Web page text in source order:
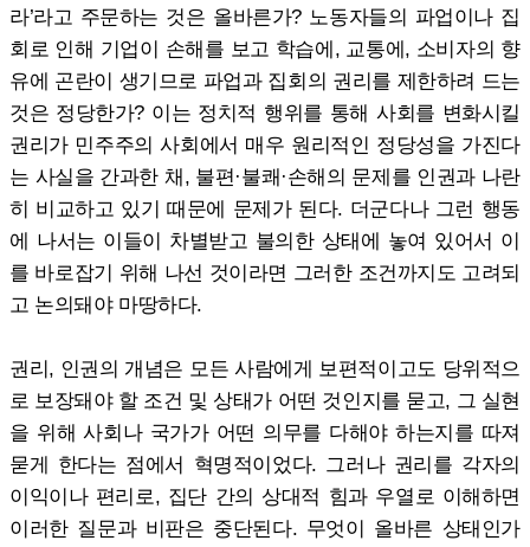
라’라고 주문하는 것은 올바른가? 노동자들의 파업이나 집
회로 인해 기업이 손해를 보고 학습에, 교통에, 소비자의 향
유에 곤란이 생기므로 파업과 집회의 권리를 제한하려 드는
것은 정당한가? 이는 정치적 행위를 통해 사회를 변화시킬
권리가 민주주의 사회에서 매우 원리적인 정당성을 가진다
는 사실을 간과한 채, 불편·불쾌·손해의 문제를 인권과 나란
히 비교하고 있기 때문에 문제가 된다. 더군다나 그런 행동
에 나서는 이들이 차별받고 불의한 상태에 놓여 있어서 이
를 바로잡기 위해 나선 것이라면 그러한 조건까지도 고려되
고 논의돼야 마땅하다.
권리, 인권의 개념은 모든 사람에게 보편적이고도 당위적으
로 보장돼야 할 조건 및 상태가 어떤 것인지를 묻고, 그 실현
을 위해 사회나 국가가 어떤 의무를 다해야 하는지를 따져
묻게 한다는 점에서 혁명적이었다. 그러나 권리를 각자의
이익이나 편리로, 집단 간의 상대적 힘과 우열로 이해하면
이러한 질문과 비판은 중단된다. 무엇이 올바른 상태인가